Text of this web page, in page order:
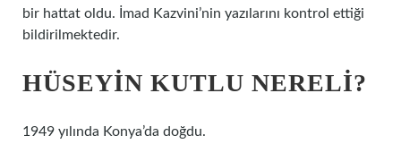
bir hattat oldu. İmad Kazvini’nin yazılarını kontrol ettiği
bildirilmektedir.
HÜSEYIN KUTLU NERELI?
1949 yılında Konya’da doğdu.